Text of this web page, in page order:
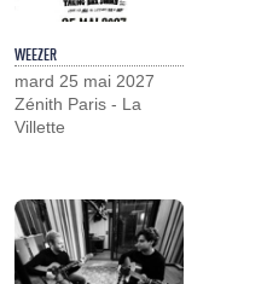
WEEZER
mard 25 mai 2027
Zénith Paris - La
Villette